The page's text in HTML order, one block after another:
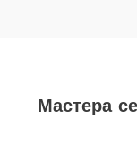
Мастера